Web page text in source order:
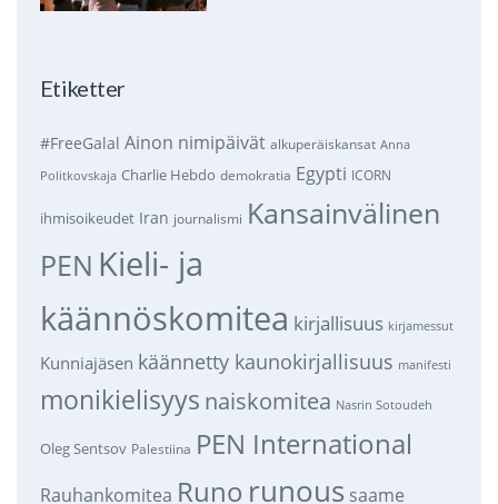
Etiketter
#FreeGalal Ainon nimipäivät alkuperäiskansat Anna
Politkovskaja Charlie Hebdo demokratia Egypti ICORN
ihmisoikeudet Iran journalismi Kansainvälinen
PEN Kieli- ja
käännöskomitea kirjallisuus kirjamessut
Kunniajäsen käännetty kaunokirjallisuus manifesti
monikielisyys naiskomitea Nasrin Sotoudeh
Oleg Sentsov Palestiina PEN International
Rauhankomitea Runo runous saame